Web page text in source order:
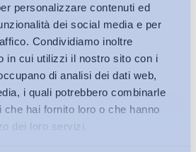
personalizzare contenuti ed
dei social media e per
Condividiamo inoltre
in cui utilizzi il nostro sito con i
di analisi dei dati web,
i quali potrebbero combinarle
hai fornito loro o che hanno
dei loro servizi.
Newsletter